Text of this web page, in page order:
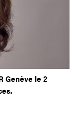
Genève le 2